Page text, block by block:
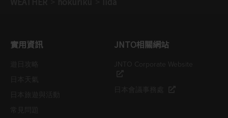
實用資訊 JNTO相關網站